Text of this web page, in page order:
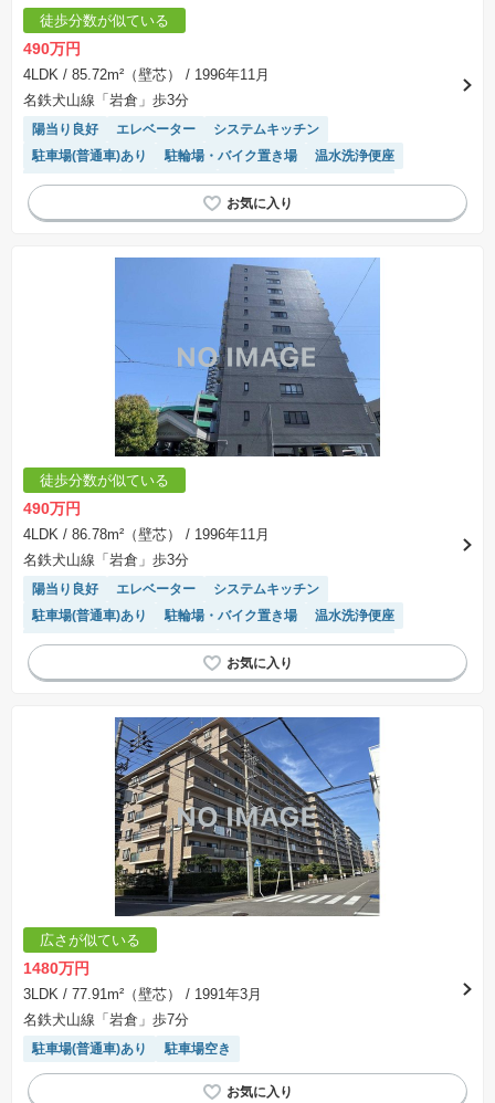
※「本体価格」とは、課税対象物件においては「消費税を除いた建物価格」と「土地価格」の
合計額を指します。
表示されておりません。
※取引にかかる費用：物件の契約手続き、決済、引き渡し時にかかる費用を表示しています。
不動産会社によって表記有無が異なるため、ご自身で十分な確認をしていただくようにお願い
いたします。
場合があります。
徒歩分数が似ている
490万円
4LDK / 85.72m²（壁芯）
/ 1996年11月
名鉄犬山線「岩倉」歩3分
陽当り良好 エレベーター
システムキッチン
駐車場(普通車)あり
駐輪場・バイク置き場
温水洗浄便座
対面キッチン
閑静な住宅地 モニター付きインターホン
徒歩分数が似ている
490万円
4LDK / 86.78m²（壁芯）
/ 1996年11月
名鉄犬山線「岩倉」歩3分
陽当り良好 エレベーター
システムキッチン
駐車場(普通車)あり
駐輪場・バイク置き場
温水洗浄便座
対面キッチン
閑静な住宅地 モニター付きインターホン
広さが似ている
1480万円
3LDK / 77.91m²（壁芯）
/ 1991年3月
名鉄犬山線「岩倉」歩7分
駐車場(普通車)あり 駐車場空き